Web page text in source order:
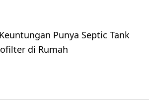
Punya Septic Tank
di Rumah